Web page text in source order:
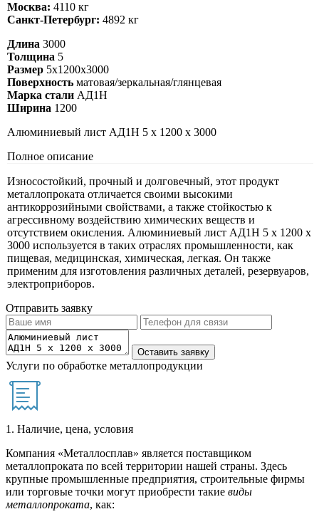
Москва: 4110 кг
Санкт-Петербург: 4892 кг
Длина 3000
Толщина 5
Размер 5х1200х3000
Поверхность матовая/зеркальная/глянцевая
Марка стали АД1Н
Ширина 1200
Алюминиевый лист АД1Н 5 х 1200 х 3000
Полное описание
Износостойкий, прочный и долговечный, этот продукт
металлопроката отличается своими высокими
антикоррозийными свойствами, а также стойкостью к
агрессивному воздействию химических веществ и
отсутствием окисления. Алюминиевый лист АД1Н 5 х 1200 х
3000 используется в таких отраслях промышленности, как
пищевая, медицинская, химическая, легкая. Он также
применим для изготовления различных деталей, резервуаров,
электроприборов.
Отправить заявку
Услуги по обработке металлопродукции
1. Наличие, цена, условия
Компания «Металлосплав» является поставщиком
металлопроката по всей территории нашей страны. Здесь
крупные промышленные предприятия, строительные фирмы
или торговые точки могут приобрести такие виды
металлопроката, как: